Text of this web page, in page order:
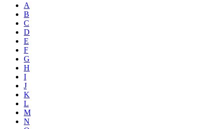
A
B
C
D
E
F
G
H
I
J
K
L
M
N